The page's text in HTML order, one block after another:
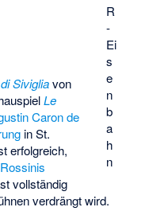
R
-
Ei
s
e
n
b
a
h
n
Sivigliavon
Le
Caron de
in St.
erfolgreich,
Rossinis
vollständig
verdrängt wird.